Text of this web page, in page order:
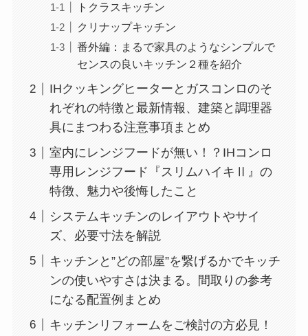
トクラスキッチン
クリナップキッチン
番外編：まるで家具のようなシンプルで
センスの良いキッチン２種を紹介
IHクッキングヒーターとガスコンロのそ
れぞれの特徴と最新情報、建築と調理器
具にまつわる注意事項まとめ
室内にレンジフードが無い！？IHコンロ
専用レンジフード『スリムハイキⅡ』の
特徴、魅力や後悔したこと
システムキッチンのレイアウトやサイ
ズ、必要寸法を解説
キッチンと”どの部屋”を繋げるかでキッチ
ンの使いやすさは決まる。間取りの参考
になる配置例まとめ
キッチンリフォームをご検討の方必見！